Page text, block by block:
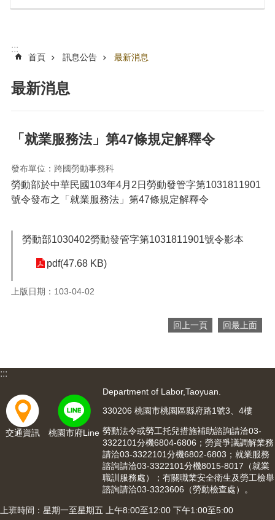
公
識
動
局
關
錄
業
務
訊
服
務
公
檔
案
應
:::
首頁 訊息公告 最新消息
最新消息
「就業服務法」第47條規定解釋令
發布單位：跨國勞動事務科
勞動部於中華民國 103年4月2日勞動發管字第1031811901
號令發布之「就業服務法」第47條規定解釋令
勞動部1030402勞動發管字第1031811901號令影本
pdf(47.68 KB)
上版日期：103-04-02
回上一頁 回最上面
:::
交通資訊 桃園市府Line
Department of Labor,Taoyuan.
330206 桃園市桃園區縣府路1號3、4樓
勞動法令或勞工托兒措施補助諮詢請洽03-
3322101分機6804-6806；勞資爭議調解業務
請洽03-3322101分機6802-6803；就業服務
諮詢請洽03-3322101分機8015-8017（就業
職訓服務處）；有關職業安全衛生及勞工檢舉
諮詢請洽03-3323606（勞動檢查處）。
上班時間：星期一至星期五 上午8:00至12:00 下午1:00至5:00